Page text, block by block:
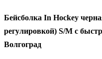
Бейсболка In Hockey
регулировкой) S/М с
Волгоград